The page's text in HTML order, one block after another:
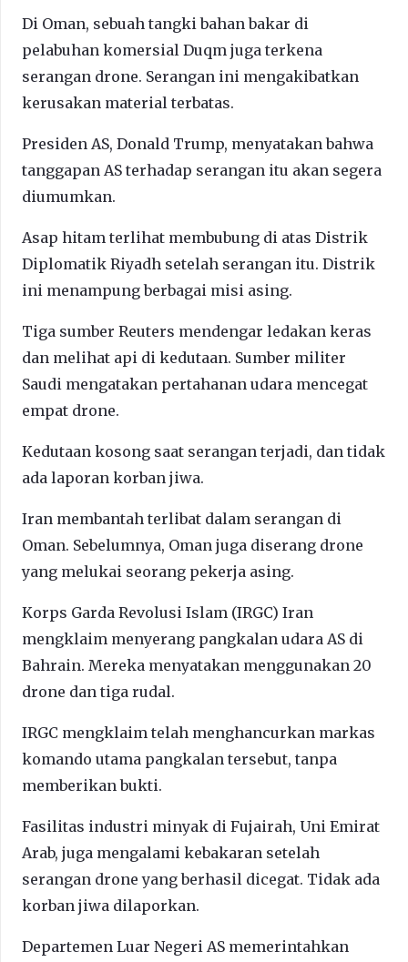
Di Oman, sebuah tangki bahan bakar di
pelabuhan komersial Duqm juga terkena
serangan drone. Serangan ini mengakibatkan
kerusakan material terbatas.
Presiden AS, Donald Trump, menyatakan bahwa
tanggapan AS terhadap serangan itu akan segera
diumumkan.
Asap hitam terlihat membubung di atas Distrik
Diplomatik Riyadh setelah serangan itu. Distrik
ini menampung berbagai misi asing.
Tiga sumber Reuters mendengar ledakan keras
dan melihat api di kedutaan. Sumber militer
Saudi mengatakan pertahanan udara mencegat
empat drone.
Kedutaan kosong saat serangan terjadi, dan tidak
ada laporan korban jiwa.
Iran membantah terlibat dalam serangan di
Oman. Sebelumnya, Oman juga diserang drone
yang melukai seorang pekerja asing.
Korps Garda Revolusi Islam (IRGC) Iran
mengklaim menyerang pangkalan udara AS di
Bahrain. Mereka menyatakan menggunakan 20
drone dan tiga rudal.
IRGC mengklaim telah menghancurkan markas
komando utama pangkalan tersebut, tanpa
memberikan bukti.
Fasilitas industri minyak di Fujairah, Uni Emirat
Arab, juga mengalami kebakaran setelah
serangan drone yang berhasil dicegat. Tidak ada
korban jiwa dilaporkan.
Departemen Luar Negeri AS memerintahkan